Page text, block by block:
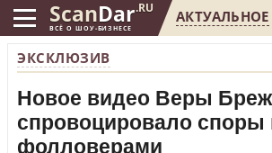
ScanDar.RU
ВСЁ О ШОУ-БИЗНЕСЕ
АКТУАЛЬНОЕ
ЭКСКЛЮЗИВ
Новое видео Веры
спровоцировало
фолловерами